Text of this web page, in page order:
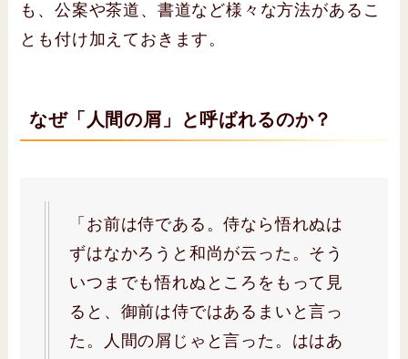
も、公案や茶道、書道など様々な方法があるこ
とも付け加えておきます。
なぜ「人間の屑」と呼ばれるのか？
「お前は侍である。侍なら悟れぬは
ずはなかろうと和尚が云った。そう
いつまでも悟れぬところをもって見
ると、御前は侍ではあるまいと言っ
た。人間の屑じゃと言った。ははあ